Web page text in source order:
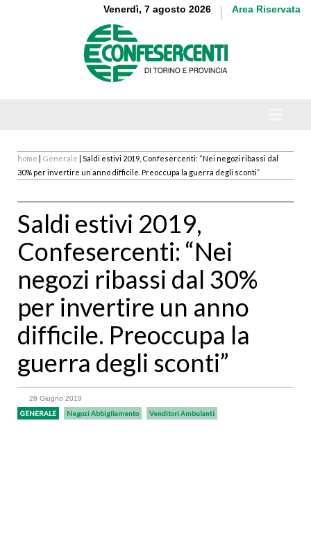
Venerdì, 7 agosto 2026 Area Riservata
home | Generale | Saldi estivi 2019, Confesercenti: “Nei negozi ribassi dal
30% per invertire un anno difficile. Preoccupa la guerra degli sconti”
Saldi estivi 2019,
Confesercenti: “Nei
negozi ribassi dal 30%
per invertire un anno
difficile. Preoccupa la
guerra degli sconti”
28 Giugno 2019
GENERALE Negozi Abbigliamento Venditori Ambulanti